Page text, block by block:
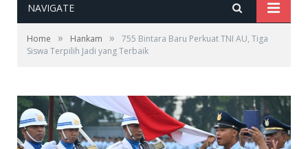
NAVIGATE
Home » Hankam »
755 Bintara Baru Perkuat TNI AU, Tiga
Siswa Terpilih Jadi yang Terbaik